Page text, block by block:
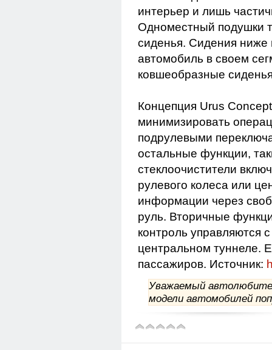
интерьер и лишь
Одноместный подушки
сиденья. Сидения ниже
автомобиль в своем
ковшеобразные
Концепция Urus
минимизировать
подрулевыми
остальные функции,
стеклоочистители
рулевого колеса или
информации через
руль. Вторичные
контроль управляются
центральном туннеле.
пассажиров. Источник:
Уважаемый
модели автомобилей